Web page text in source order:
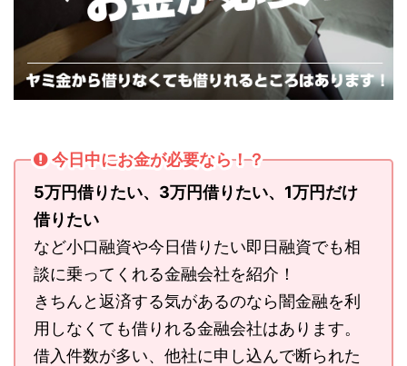
今日中にお金が必要なら！？
5万円借りたい、3万円借りたい、1万円だけ
借りたい
など小口融資や今日借りたい即日融資でも相
談に乗ってくれる金融会社を紹介！
きちんと返済する気があるのなら闇金融を利
用しなくても借りれる金融会社はあります。
借入件数が多い、他社に申し込んで断られた